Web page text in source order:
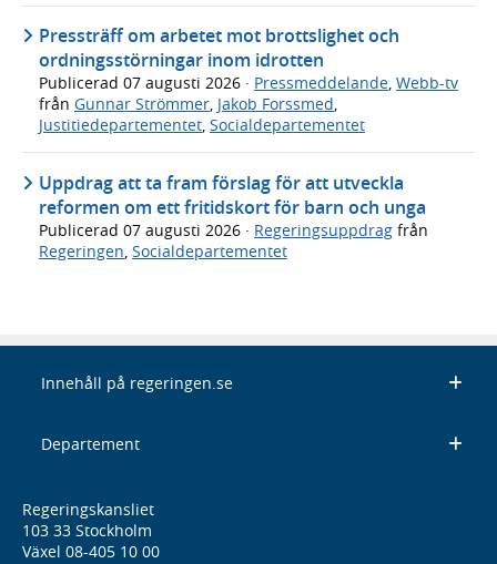
Pressträff om arbetet mot brottslighet och
ordningsstörningar inom idrotten
Publicerad 07 augusti 2026 · Pressmeddelande, Webb-tv
från Gunnar Strömmer, Jakob Forssmed,
Justitiedepartementet, Socialdepartementet
Uppdrag att ta fram förslag för att utveckla
reformen om ett fritidskort för barn och unga
Publicerad 07 augusti 2026 · Regeringsuppdrag från
Regeringen Socialdepartementet
Innehåll på regeringen.se
Departement
Regeringskansliet
103 33 Stockholm
Växel 08-405 10 00